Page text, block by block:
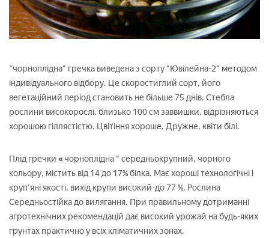
"чорноплідна" гречка виведена з сорту "Ювілейна-2" методом
індивідуального відбору. Це скоростиглий сорт, його
вегетаційний період становить не більше 75 днів. Стебла
рослини високорослі, близько 100 см заввишки, відрізняються
хорошою гіллястістю. Цвітіння хороше, Дружне, квіти білі.
Плід гречки «чорноплідна " середньокрупний, чорного
кольору, містить від 14 до 17% білка. Має хороші технологічні і
круп'яні якості, вихід крупи високий-до 77 %. Рослина
Середньостійка до вилягання. При правильному дотриманні
агротехнічних рекомендацій дає високий урожай на будь-яких
грунтах практично у всіх кліматичних зонах.